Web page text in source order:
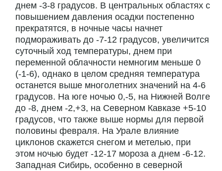
днем -3-8 градусов. В центральных областях с
повышением давления осадки постепенно
прекратятся, в ночные часы начнет
подмораживать до -7-12 градусов, увеличится
суточный ход температуры, днем при
переменной облачности немногим меньше 0
(-1-6), однако в целом средняя температура
останется выше многолетних значений на 4-6
градусов. На юге ночью 0,-5, на Нижней Волге
до -8, днем -2,+3, на Северном Кавказе +5-10
градусов, что также выше нормы для первой
половины февраля. На Урале влияние
циклонов скажется снегом и метелью, при
этом ночью будет -12-17 мороза а днем -6-12.
Западная Сибирь, особенно в северной